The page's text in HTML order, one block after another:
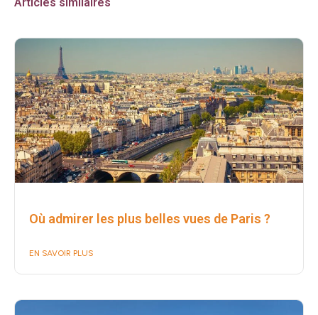
Où admirer les plus belles vues de Paris ?
EN SAVOIR PLUS